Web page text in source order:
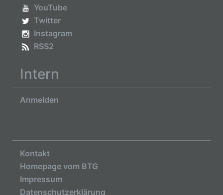
YouTube
Twitter
Instagram
RSS2
Intern
Anmelden
Kontakt
Homepage vom BTG
Impressum
Datenschutzerklärung